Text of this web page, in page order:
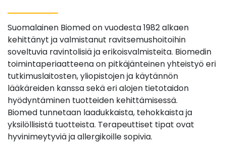
Suomalainen Biomed on vuodesta 1982 alkaen
kehittänyt ja valmistanut ravitsemushoitoihin
soveltuvia ravintolisiä ja erikoisvalmisteita. Biomedin
toimintaperiaatteena on pitkäjänteinen yhteistyö eri
tutkimuslaitosten, yliopistojen ja käytännön
lääkäreiden kanssa sekä eri alojen tietotaidon
hyödyntäminen tuotteiden kehittämisessä.
Biomed tunnetaan laadukkaista, tehokkaista ja
yksilöllisistä tuotteista. Terapeuttiset tipat ovat
hyvinimeytyviä ja allergikoille sopivia.